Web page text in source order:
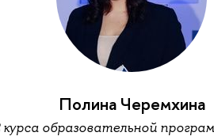
Полина Черемхина
образовательной